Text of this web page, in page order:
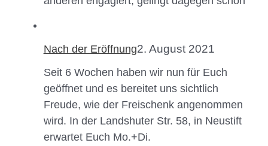
Nach der Eröffnung2. August 2021
Seit 6 Wochen haben wir nun für Euch
geöffnet und es bereitet uns sichtlich
Freude, wie der Freischenk angenommen
wird. In der Landshuter Str. 58, in Neustift
erwartet Euch Mo.+Di.